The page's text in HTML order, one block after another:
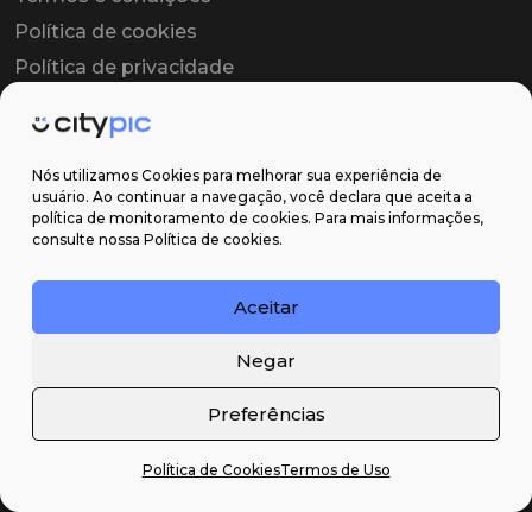
Nós utilizamos Cookies para melhorar sua experiência de
usuário. Ao continuar a navegação, você declara que aceita a
política de monitoramento de cookies. Para mais informações,
consulte nossa Política de cookies.
Aceitar
Negar
Preferências
Política de CookiesTermos de Uso
Política de cookies
Política de privacidade
Contrato de licença
Suporte
Email: contato@citypic.com.br